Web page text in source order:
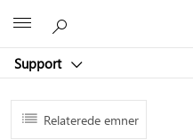
Support
Relaterede emner